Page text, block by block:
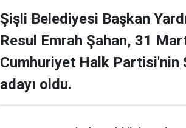
Şişli Belediyesi Başkan
Resul Emrah Şahan, 31
Cumhuriyet Halk Partisi'nin
adayı oldu.